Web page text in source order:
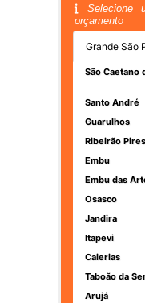
Selecione
orçamento
Grande São
São Caetano
Santo André
Guarulhos
Ribeirão Pires
Embu
Embu das
Osasco
Jandira
Itapevi
Caierias
Taboão da
Arujá